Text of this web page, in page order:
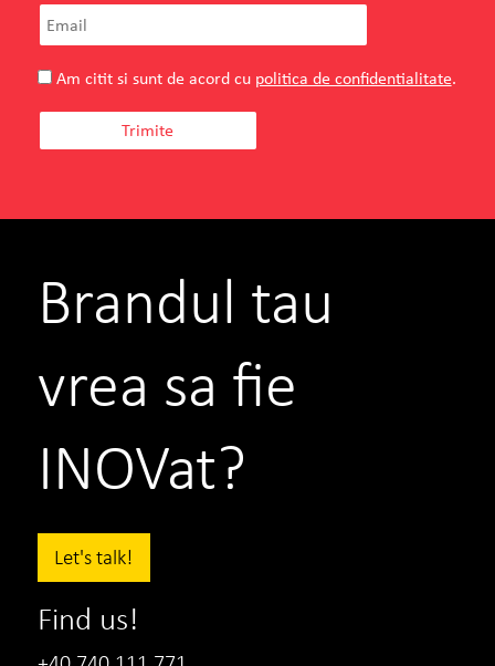
TEILOR – o poveste reala, inceputa acum
doua decenii, pe Strada Teilor, in Pitesti.
VEZI PROIECTUL
ASE
Conf. Univ. Florina Mohanu
Director de Marketing si Comunicare
Am citit si sunt de acord cu politica de confidentialitate.
Brandul tau
vrea sa fie
INOVat?
Let's talk!
Find us!